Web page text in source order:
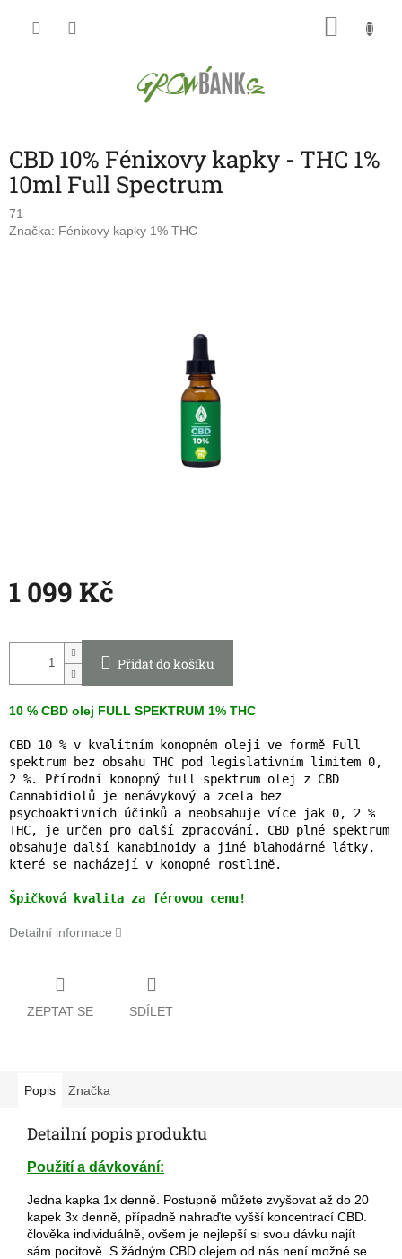
CBD 10% Fénixovy kapky - THC 1%
10ml Full Spectrum
71
Značka: Fénixovy kapky 1% THC
1 099 Kč
cena:
Přidat do košíku
10 % CBD olej FULL SPEKTRUM 1% THC
CBD 10 % v kvalitním konopném oleji ve formě Full
spektrum bez obsahu THC pod legislativním limitem 0,
2 %. Přírodní konopný full spektrum olej z CBD
Cannabidiolů je nenávykový a zcela bez
psychoaktivních účinků a neobsahuje více jak 0, 2 %
THC, je určen pro další zpracování. CBD plné spektrum
obsahuje další kanabinoidy a jiné blahodárné látky,
které se nacházejí v konopné rostlině.
Špičková kvalita za férovou cenu!
Detailní informace
ZEPTAT SE SDÍLET
Popis Značka
Detailní popis produktu
Použití a dávkování:
Jedna kapka 1x denně. Postupně můžete zvyšovat až do 20
kapek 3x denně, případně nahraďte vyšší koncentrací CBD.
člověka individuálně, ovšem je nejlepší si svou dávku najít
sám pocitově. S žádným CBD olejem od nás není možné se